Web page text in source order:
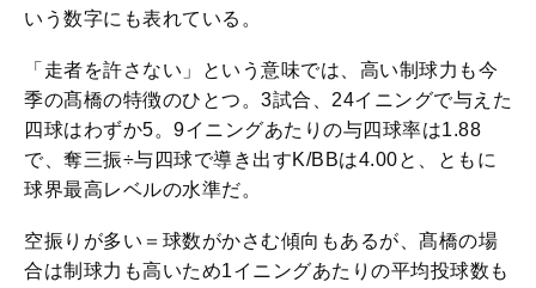
いう数字にも表れている。
「走者を許さない」という意味では、高い制球力も今
季の髙橋の特徴のひとつ。3試合、24イニングで与えた
四球はわずか5。9イニングあたりの与四球率は1.88
で、奪三振÷与四球で導き出すK/BBは4.00と、ともに
球界最高レベルの水準だ。
空振りが多い＝球数がかさむ傾向もあるが、髙橋の場
合は制球力も高いため1イニングあたりの平均投球数も